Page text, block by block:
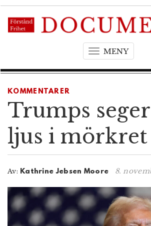
MENYT
g
e
a
g
t
i
o
KOMMENTARER
Trumps
ljus i mörkret
Av: Kathrine Jebsen Moore 8.